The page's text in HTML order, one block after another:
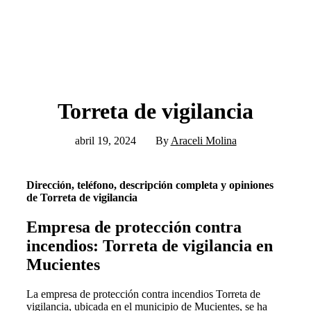
Torreta de vigilancia
abril 19, 2024 By Araceli Molina
Dirección, teléfono, descripción completa y opiniones
de Torreta de vigilancia
Empresa de protección contra
incendios: Torreta de vigilancia en
Mucientes
La empresa de protección contra incendios Torreta de
vigilancia, ubicada en el municipio de Mucientes, se ha